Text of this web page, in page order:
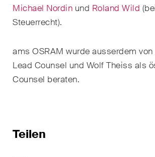
Michael Nordin und Roland Wild
Steuerrecht).
ams OSRAM wurde ausserdem
Lead Counsel und Wolf Theiss als
Counsel beraten.
Teilen
Immobilienrecht
Internationale
Sportrecht